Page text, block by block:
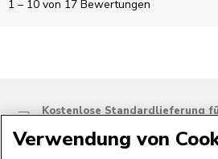
Kostenlose Standardlieferung
Verwendung von